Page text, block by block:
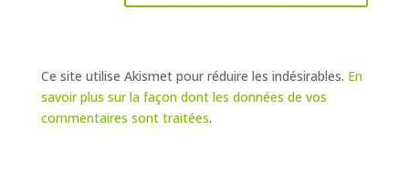
Ce site utilise Akismet pour réduire les indésirables. En
savoir plus sur la façon dont les données de vos
commentaires sont traitées.